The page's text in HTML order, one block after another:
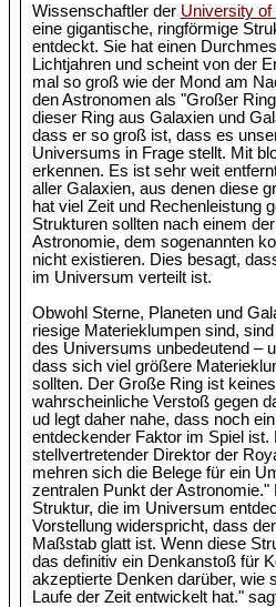
Wissenschaftler der University of
eine gigantische, ringförmige
entdeckt. Sie hat einen
Lichtjahren und scheint von der
mal so groß wie der Mond am
den Astronomen als "Großer
dieser Ring aus Galaxien und
dass er so groß ist, dass es
Universums in Frage stellt. Mit
erkennen. Es ist sehr weit
aller Galaxien, aus denen diese
hat viel Zeit und Rechenleistung
Strukturen sollten nach einem
Astronomie, dem sogenannten
nicht existieren. Dies besagt,
im Universum verteilt ist.
Obwohl Sterne, Planeten und
riesige Materieklumpen sind,
des Universums unbedeutend –
dass sich viel größere
sollten. Der Große Ring ist
wahrscheinliche Verstoß gegen
ud legt daher nahe, dass noch
entdeckender Faktor im Spiel ist.
stellvertretender Direktor der
mehren sich die Belege für ein
zentralen Punkt der
Struktur, die im Universum
Vorstellung widerspricht, dass
Maßstab glatt ist. Wenn diese
das definitiv ein Denkanstoß für
akzeptierte Denken darüber, wie
Laufe der Zeit entwickelt hat."